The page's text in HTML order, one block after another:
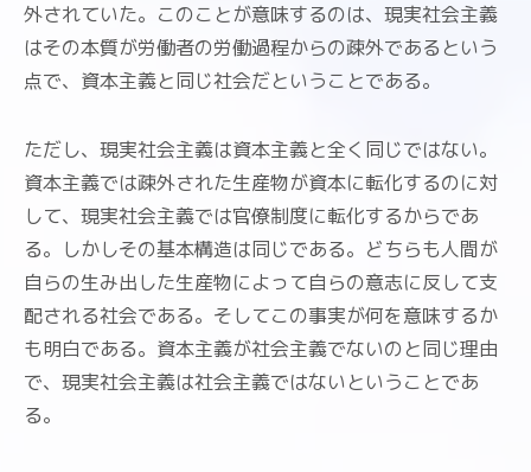
外されていた。このことが意味するのは、現実社会主義
はその本質が労働者の労働過程からの疎外であるという
点で、資本主義と同じ社会だということである。
ただし、現実社会主義は資本主義と全く同じではない。
資本主義では疎外された生産物が資本に転化するのに対
して、現実社会主義では官僚制度に転化するからであ
る。しかしその基本構造は同じである。どちらも人間が
自らの生み出した生産物によって自らの意志に反して支
配される社会である。そしてこの事実が何を意味するか
も明白である。資本主義が社会主義でないのと同じ理由
で、現実社会主義は社会主義ではないということであ
る。